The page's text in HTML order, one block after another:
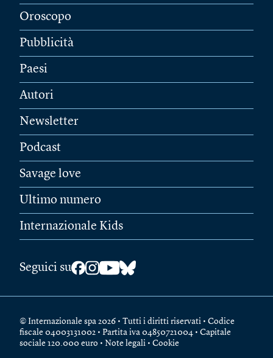
Oroscopo
Pubblicità
Paesi
Autori
Newsletter
Podcast
Savage love
Ultimo numero
Internazionale Kids
Seguici su
© Internazionale spa 2026 • Tutti i diritti riservati • Codice
fiscale 04003131002 • Partita iva 04850721004 • Capitale
sociale 120.000 euro • Note legali • Cookie